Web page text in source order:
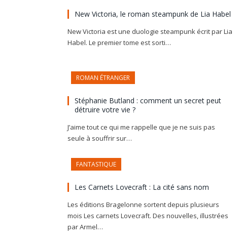
New Victoria, le roman steampunk de Lia Habel
New Victoria est une duologie steampunk écrit par Lia
Habel. Le premier tome est sorti…
ROMAN ÉTRANGER
Stéphanie Butland : comment un secret peut
détruire votre vie ?
J’aime tout ce qui me rappelle que je ne suis pas
seule à souffrir sur…
FANTASTIQUE
Les Carnets Lovecraft : La cité sans nom
Les éditions Bragelonne sortent depuis plusieurs
mois Les carnets Lovecraft. Des nouvelles, illustrées
par Armel…